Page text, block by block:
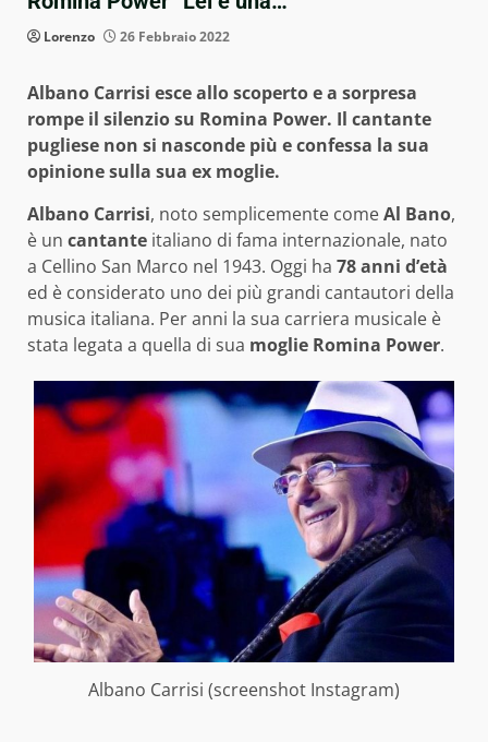
Lorenzo 26 Febbraio 2022
Albano Carrisi esce allo scoperto e a sorpresa
rompe il silenzio su Romina Power. Il cantante
pugliese non si nasconde più e confessa la sua
opinione sulla sua ex moglie.
Albano Carrisi, noto semplicemente comeAl Bano,
è un cantante italiano di fama internazionale, nato
a Cellino San Marco nel 1943. Oggi ha 78 anni d’età
ed è considerato uno dei più grandi cantautori della
musica italiana. Per anni la sua carriera musicale è
stata legata a quella di sua moglie Romina Power.
Albano Carrisi (screenshot Instagram)